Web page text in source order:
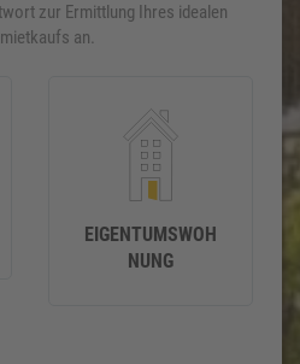
zur Ermittlung Ihres idealen
an.
EIGENTUMSWOH
NUNG